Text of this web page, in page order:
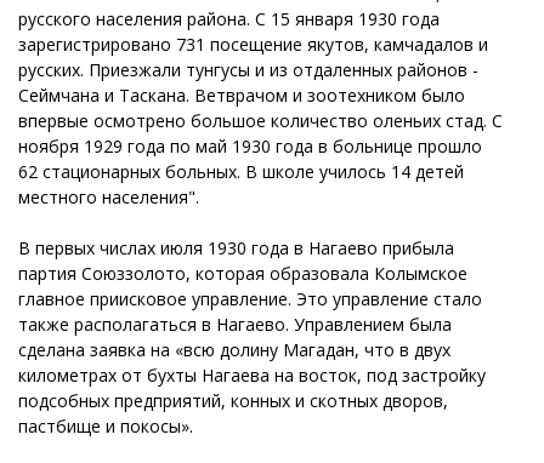
русского населения района. С 15 января 1930 года
зарегистрировано 731 посещение якутов, камчадалов и
русских. Приезжали тунгусы и из отдаленных районов -
Сеймчана и Таскана. Ветврачом и зоотехником было
впервые осмотрено большое количество оленьих стад. С
ноября 1929 года по май 1930 года в больнице прошло
62 стационарных больных. В школе училось 14 детей
местного населения".
В первых числах июля 1930 года в Нагаево прибыла
партия Союззолото, которая образовала Колымское
главное приисковое управление. Это управление стало
также располагаться в Нагаево. Управлением была
сделана заявка на «всю долину Магадан, что в двух
километрах от бухты Нагаева на восток, под застройку
подсобных предприятий, конных и скотных дворов,
пастбище и покосы».